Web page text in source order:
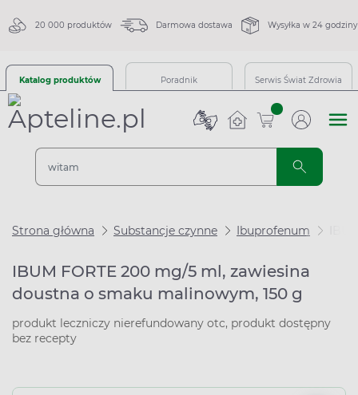
20 000 produktów Darmowa dostawa Wysyłka w 24 godziny
Katalog produktów Poradnik Serwis Świat Zdrowia
sztuk
Strona główna Substancje czynne Ibuprofenum
IBUM FORTE 200 mg/5 ml, zawiesina
doustna o smaku malinowym, 150 g
produkt leczniczy nierefundowany otc, produkt dostępny
bez recepty